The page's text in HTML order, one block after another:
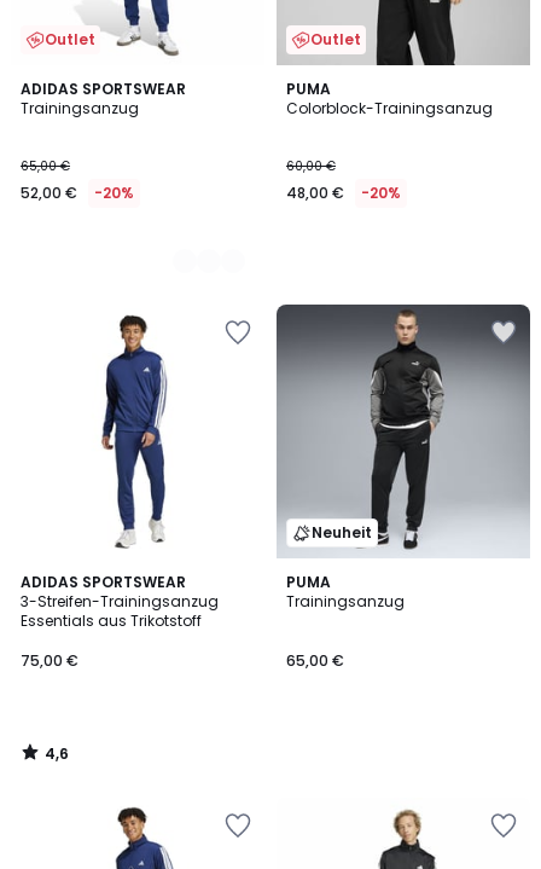
Outlet
ADIDAS SPORTSWEAR
Trainingsanzug
65,00 €
52,00 € -20%
3
Farben
Outlet
PUMA
Colorblock-Trainingsanzug
60,00 €
48,00 € -20%
ADIDAS SPORTSWEAR
3-Streifen-Trainingsanzug
Essentials aus Trikotstoff
75,00 €
4,6
/ 5
4,6
/
Neuheit
PUMA
Trainingsanzug
65,00 €